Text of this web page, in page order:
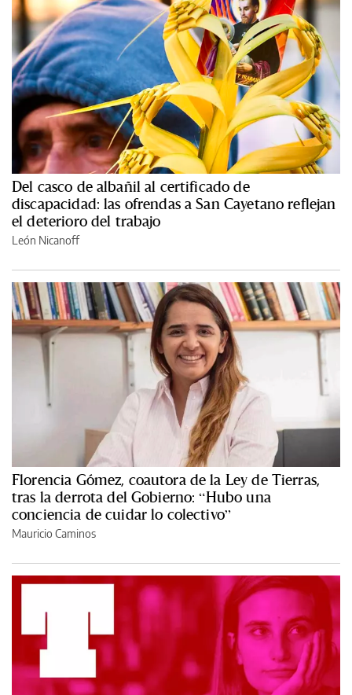
Del casco de albañil al certificado de
discapacidad: las ofrendas a San Cayetano reflejan
el deterioro del trabajo
León Nicanoff
Florencia Gómez, coautora de la Ley de Tierras,
tras la derrota del Gobierno: “Hubo una
conciencia de cuidar lo colectivo”
Mauricio Caminos